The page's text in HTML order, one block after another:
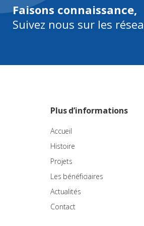
Faisons connaissance,
Suivez nous sur les
Plus d’informations
Accueil
Histoire
Projets
Les bénéficiaires
Actualités
Contact